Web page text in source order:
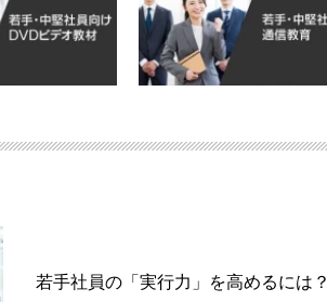
若手社員の「実行力」を高めるには？